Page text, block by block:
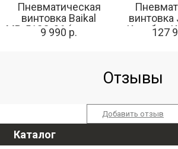
Пневматическая
винтовка Baikal
МР-512С-06 (пластик,
3 Дж, обновл. дизайн)
9 990 р.
винтовка
Карабин
127
Отзывы
Добавить отзыв
Каталог